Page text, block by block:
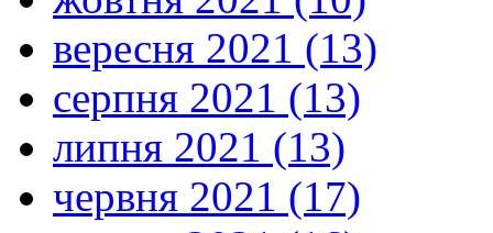
вересня 2021 (13)
серпня 2021 (13)
липня 2021 (13)
червня 2021 (17)